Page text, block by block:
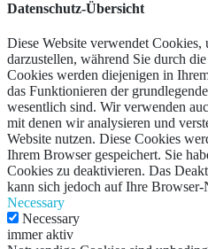
Datenschutz-Übersicht
Diese Website verwendet
darzustellen, während Sie durch
Cookies werden diejenigen in
das Funktionieren der
wesentlich sind. Wir verwenden
mit denen wir analysieren und
Website nutzen. Diese Cookies
Ihrem Browser gespeichert. Sie
Cookies zu deaktivieren. Das
kann sich jedoch auf Ihre
Necessary
Necessary
immer aktiv